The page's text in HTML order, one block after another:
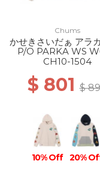
Chums
かせきさいだぁ アラ
P/O PARKA WS
H/NATURAL
CH10-1504
$ 801$
10% Off 20%